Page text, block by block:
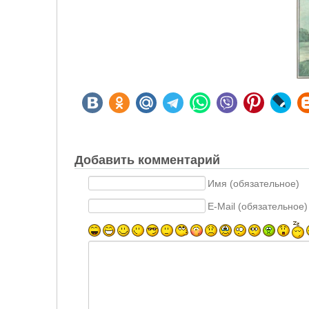
Добавить комментарий
Имя (обязательное)
E-Mail (обязательное)